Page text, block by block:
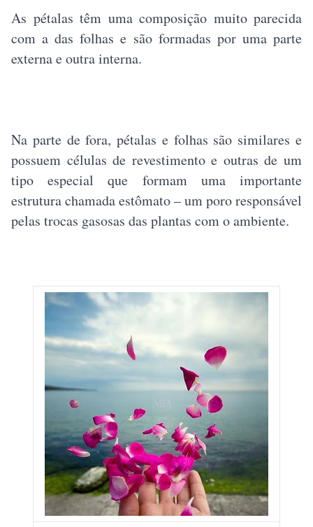
As pétalas têm uma composição muito parecida
com a das folhas e são formadas por uma parte
externa e outra interna.
Na parte de fora, pétalas e folhas são similares e
possuem células de revestimento e outras de um
tipo especial que formam uma importante
estrutura chamada estômato – um poro responsável
pelas trocas gasosas das plantas com o ambiente.